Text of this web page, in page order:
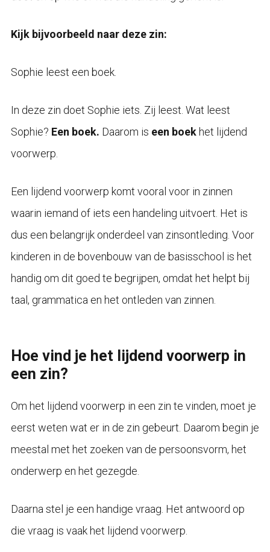
Kijk bijvoorbeeld naar deze zin:
Sophie leest een boek.
In deze zin doet Sophie iets. Zij leest. Wat leest
Sophie? Een boek. Daarom is een boekhet lijdend
voorwerp.
Een lijdend voorwerp komt vooral voor in zinnen
waarin iemand of iets een handeling uitvoert. Het is
dus een belangrijk onderdeel van zinsontleding. Voor
kinderen in de bovenbouw van de basisschool is het
handig om dit goed te begrijpen, omdat het helpt bij
taal, grammatica en het ontleden van zinnen.
Hoe vind je het lijdend voorwerp in
een zin?
Om het lijdend voorwerp in een zin te vinden, moet je
eerst weten wat er in de zin gebeurt. Daarom begin je
meestal met het zoeken van de persoonsvorm, het
onderwerp en het gezegde.
Daarna stel je een handige vraag. Het antwoord op
die vraag is vaak het lijdend voorwerp.